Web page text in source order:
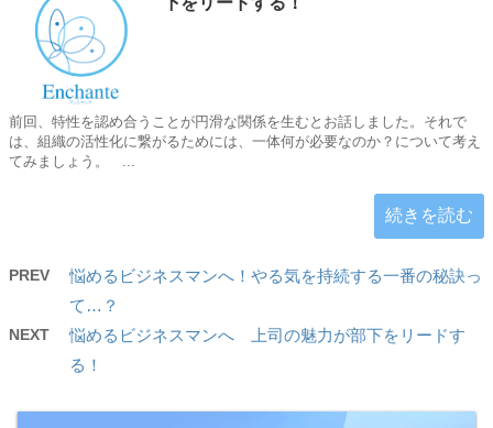
前回、特性を認め合うことが円滑な関係を生むとお話しました。それで
は、組織の活性化に繋がるためには、一体何が必要なのか？について考え
てみましょう。 ...
続きを読む
PREV
悩めるビジネスマンへ！やる気を持続する一番の秘訣っ
て…？
NEXT
悩めるビジネスマンへ 上司の魅力が部下をリードす
る！